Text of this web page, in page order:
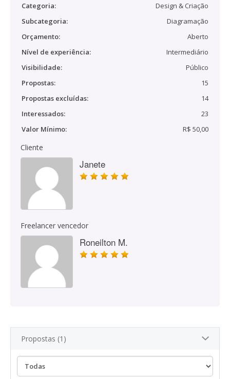
Categoria:
Design & Criação
Subcategoria:
Diagramação
Orçamento:
Aberto
Nível de experiência:
Intermediário
Visibilidade:
Público
Propostas:
15
Propostas excluídas:
14
Interessados:
23
Valor Mínimo:
R$ 50,00
Cliente
Janete
Freelancer vencedor
Roneilton M.
Propostas (1)